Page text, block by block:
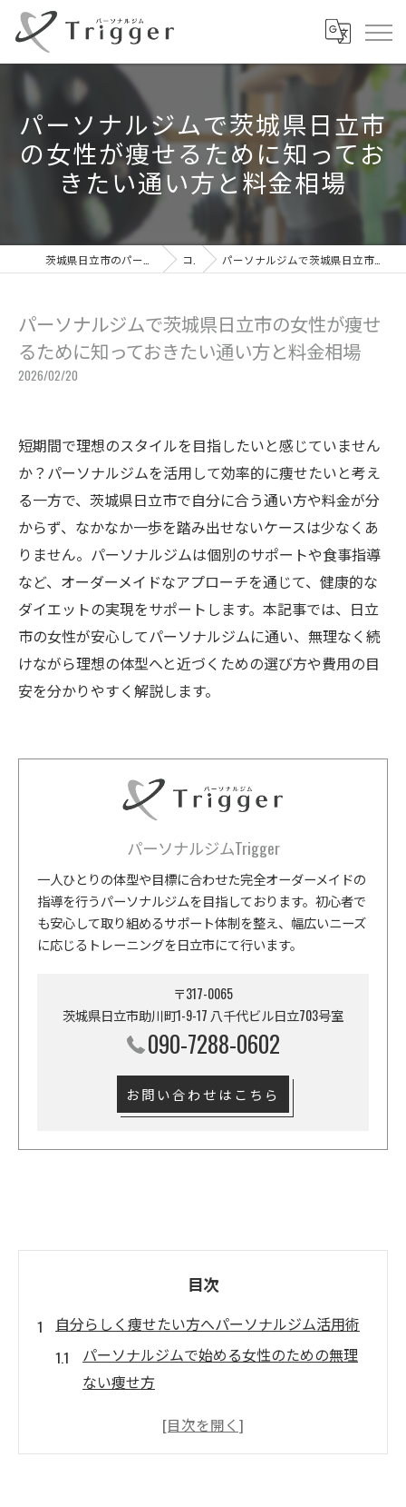
パーソナルジムで茨城県日立市
の女性が痩せるために知ってお
きたい通い方と料金相場
コラム パーソナルジムで茨城県日立市の女性が痩せるために知っておきたい通い方と料金相場
パーソナルジムで茨城県日立市の女性が痩せ
るために知っておきたい通い方と料金相場
2026/02/20
短期間で理想のスタイルを目指したいと感じていません
か？パーソナルジムを活用して効率的に痩せたいと考え
る一方で、茨城県日立市で自分に合う通い方や料金が分
からず、なかなか一歩を踏み出せないケースは少なくあ
りません。パーソナルジムは個別のサポートや食事指導
など、オーダーメイドなアプローチを通じて、健康的な
ダイエットの実現をサポートします。本記事では、日立
市の女性が安心してパーソナルジムに通い、無理なく続
けながら理想の体型へと近づくための選び方や費用の目
安を分かりやすく解説します。
パーソナルジムTrigger
一人ひとりの体型や目標に合わせた完全オーダーメイドの
指導を行うパーソナルジムを目指しております。初心者で
も安心して取り組めるサポート体制を整え、幅広いニーズ
に応じるトレーニングを日立市にて行います。
〒317-0065
茨城県日立市助川町1-9-17 八千代ビル日立703号室
090-7288-0602
お問い合わせはこちら
目次
自分らしく痩せたい方へパーソナルジム活用術
パーソナルジムで始める女性のための無理
ない痩せ方
日立市でパーソナルジムを選ぶと得られる
ダイエット効果